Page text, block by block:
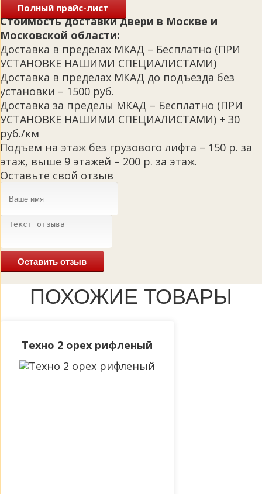
Полный прайс-лист
Стоимость доставки двери в Москве и
Московской области:
Доставка в пределах МКАД – Бесплатно (ПРИ
УСТАНОВКЕ НАШИМИ СПЕЦИАЛИСТАМИ)
Доставка в пределах МКАД до подъезда без
установки – 1500 руб.
Доставка за пределы МКАД – Бесплатно (ПРИ
УСТАНОВКЕ НАШИМИ СПЕЦИАЛИСТАМИ) + 30
руб./км
Подъем на этаж без грузового лифта – 150 р. за
этаж, выше 9 этажей – 200 р. за этаж.
Оставьте свой отзыв
Оставить отзыв
ПОХОЖИЕ ТОВАРЫ
Техно 2 орех рифленый